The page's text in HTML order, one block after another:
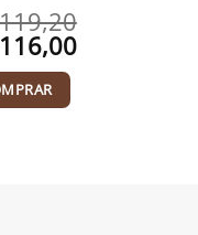
Current
price